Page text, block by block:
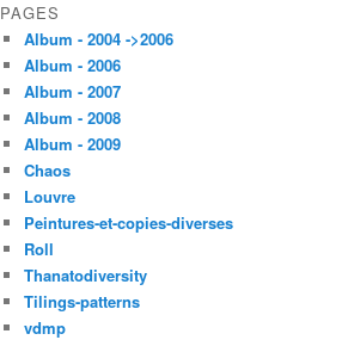
PAGES
Album - 2004 ->2006
Album - 2006
Album - 2007
Album - 2008
Album - 2009
Chaos
Louvre
Peintures-et-copies-diverses
Roll
Thanatodiversity
Tilings-patterns
vdmp